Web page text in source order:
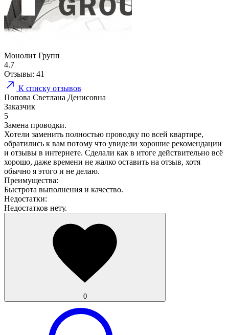
Монолит Групп
4.7
Отзывы: 41
К списку отзывов
Попова Светлана Денисовна
Заказчик
5
Замена проводки.
Хотели заменить полностью проводку по всей квартире,
обратились к вам потому что увидели хорошие рекомендации
и отзывы в интернете. Сделали как в итоге действительно всё
хорошо, даже времени не жалко оставить на отзыв, хотя
обычно я этого и не делаю.
Преимущества:
Быстрота выполнения и качество.
Недостатки:
Недостатков нету.
0